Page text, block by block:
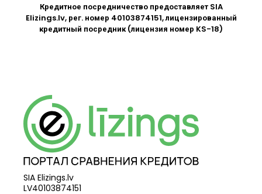
Кредитное посредничество предоставляет SIA
Elizings.lv, рег. номер 40103874151, лицензированный
кредитный посредник (лицензия номер KS-18)
SIA Elizings.lv
LV40103874151